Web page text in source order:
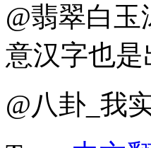
@翡翠白
意汉字也
@八卦_我